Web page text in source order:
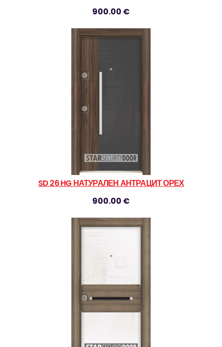
900.00 €
SD 26 HG НАТУРАЛЕН АНТРАЦИТ ОРЕХ
900.00 €